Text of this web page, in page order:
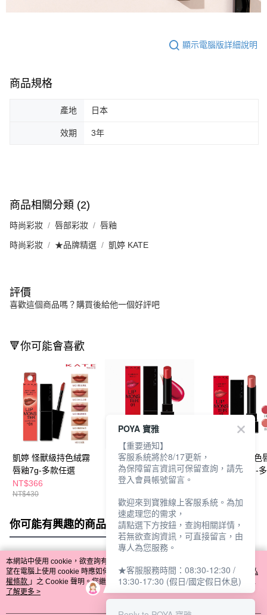
顯示電腦版詳細說明
商品規格
產地 日本
效期 3年
商品相關分類 (2)
時尚彩妝 唇部彩妝 唇釉
時尚彩妝 ★品牌精選 凱婷 KATE
評價
喜歡這個商品嗎？購買後給他一個好評吧
🔻你可能會喜歡
凱婷 怪獸級持色絨霧
唇釉7g-多款任選
NT$366
NT$430
凱婷 怪獸級持色唇膏
(色號1-14)-多款任選
NT$366
凱婷 怪獸級持色
3g(色號15-20)-
你可能有興趣的商品 全站排行
熱門標籤
本網站中使用 cookie，欲查詢有關本網站使用 cookie 方式之詳情，及若您不希
望在電腦上使用 cookie 時應如何變更電腦的 cookie 設定，請參閱本網站「
隱私
權條款 」之 Cookie 聲明。您繼續使用本網站即表示您同意本公司得按本網站使
用條款之 Cookie 聲明使用 cookie。
了解更多 >
POYA 寶雅
【重要通知】
客服系統將於8/17更新，
為保障留言資訊可保留查詢，請先
登入會員帳號留言。
歡迎來到寶雅線上客服系統。為加
速處理您的需求，
請點選下方按鈕，查詢相關詳情，
若無欲查詢資訊，可直接留言，由
專人為您服務。
★客服服務時間：08:30-12:30 /
13:30-17:30 (假日/國定假日休息)